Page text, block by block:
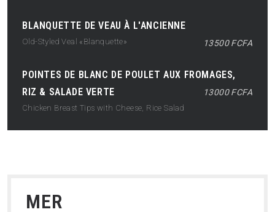
BLANQUETTE DE VEAU À L'ANCIENNE
13500 FCFA
Old-Styled Veal «Blanquette»
POINTES DE BLANC DE POULET AUX FROMAGES,
RIZ & SALADE VERTE
13000 FCFA
Chicken Breast Tips with Cheese, Rice Salad
MER